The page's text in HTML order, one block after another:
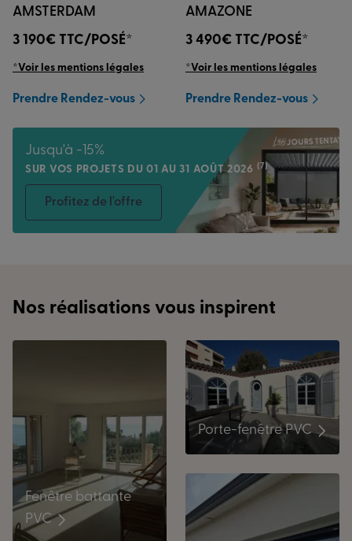
AMSTERDAM
3 190€ TTC/POSÉ*
*Voir les mentions légales
Prendre Rendez-vous
AMAZONE
3 490€ TTC/POSÉ*
*Voir les mentions légales
Prendre Rendez-vous
Jusqu'à -15%
SUR VOS PROJETS DU 01 AU 31 AOÛT 2026 (7)
Profitez de l'offre
Nos réalisations vous inspirent
Fenêtre battante
PVC
Porte-fenêtre PVC